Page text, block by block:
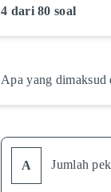
4 dari 80 soal
Apa yang
A Jumlah